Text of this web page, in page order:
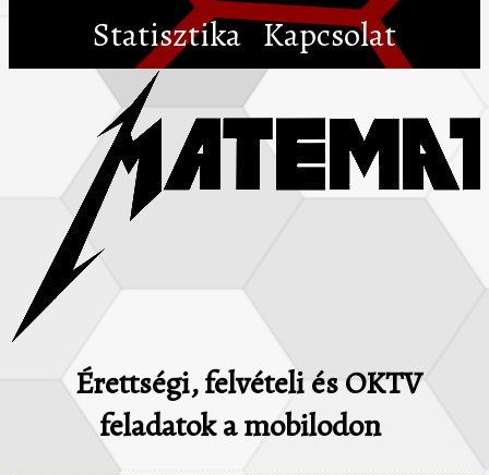
Statisztika Kapcsolat
Érettségi, felvételi és OKTV
feladatok a mobilodon